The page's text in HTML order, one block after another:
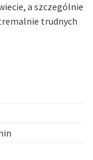
a szczególnie
trudnych